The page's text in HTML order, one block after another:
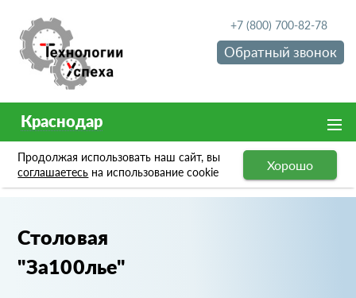
+7 (800) 700-82-78
Обратный звонок
Краснодар
Продолжая использовать наш сайт, вы
соглашаетесь на использование cookie Хорошо
Портфолио Столовая "За100лье"
Столовая
"За100лье"